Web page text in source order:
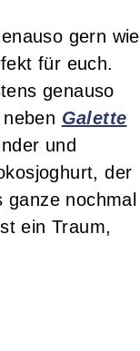
gern wie
für euch.
genauso
Galette
und
der
nochmal
ein Traum,